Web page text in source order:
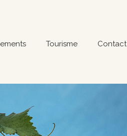
Tourisme Contact